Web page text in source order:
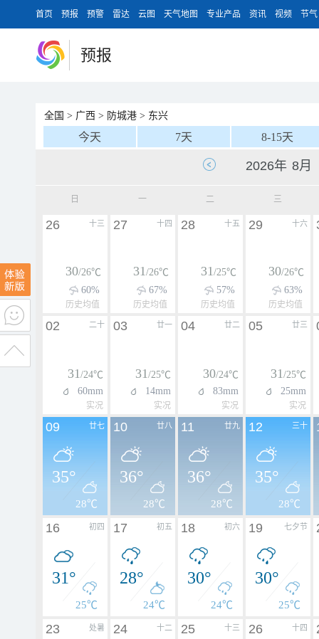
首页 预报 预警 雷达 云图 天气地图 专业产品 资讯 视频 节气
预报
全国 > 广西 > 防城港 > 东兴
今天 7天 8-15天
日 一 二 三
十三
26
30/26℃
60%
历史均值
十四
27
31/26℃
67%
历史均值
十五
28
31/25℃
57%
历史均值
十六
29
30/26℃
63%
历史均值
二十
02
31/24℃
60mm
实况
廿一
03
31/25℃
14mm
实况
廿二
04
30/24℃
83mm
实况
廿三
05
31/25℃
25mm
实况
廿七
09
35°
28℃
廿八
10
36°
28℃
廿九
11
36°
28℃
三十
12
35°
28℃
初四
16
31°
25℃
初五
17
28°
24℃
初六
18
30°
24℃
七夕节
19
30°
25℃
处暑
23 十二
24 十三
25 十四
26